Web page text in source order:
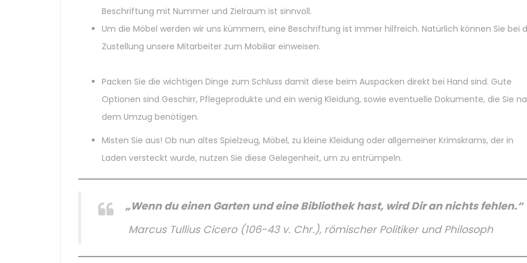
Beschriftung mit Nummer und Zielraum ist sinnvoll.
Um die Möbel werden wir uns kümmern, eine Beschriftung ist immer hilfreich. Natürlich können Sie bei
Zustellung unsere Mitarbeiter zum Mobiliar einweisen.
Packen Sie die wichtigen Dinge zum Schluss damit diese beim Auspacken direkt bei Hand sind. Gute
Optionen sind Geschirr, Pflegeprodukte und ein wenig Kleidung, sowie eventuelle Dokumente, die Sie
dem Umzug benötigen.
Misten Sie aus! Ob nun altes Spielzeug, Möbel, zu kleine Kleidung oder allgemeiner Krimskrams, der in
Laden versteckt wurde, nutzen Sie diese Gelegenheit, um zu entrümpeln.
„Wenn du einen Garten und eine Bibliothek hast, wird Dir an nichts fehlen.“
Marcus Tullius Cicero (106-43 v. Chr.), römischer Politiker und Philosoph